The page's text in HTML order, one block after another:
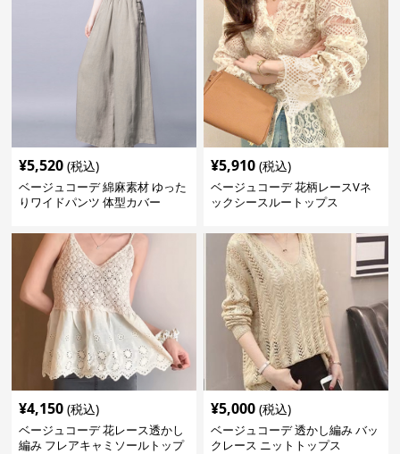
¥5,520 (税込)
ベージュコーデ 綿麻素材 ゆった
りワイドパンツ 体型カバー
¥5,910 (税込)
ベージュコーデ 花柄レースVネ
ックシースルートップス
¥4,150 (税込)
ベージュコーデ 花レース透かし
編み フレアキャミソールトップ
¥5,000 (税込)
ベージュコーデ 透かし編み バッ
クレース ニットトップス